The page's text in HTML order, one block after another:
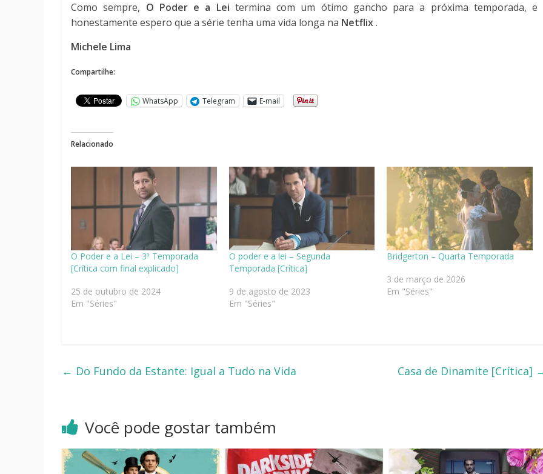
Como sempre, O Poder e a Lei termina com um ótimo gancho para a próxima temporada, e
honestamente espero que a série tenha uma vida longa na Netflix.
Michele Lima
Compartilhe:
WhatsApp Telegram E-mail
Relacionado
O Poder e a Lei – 3ª Temporada
[Crítica com final explicado]
25 de outubro de 2024
Em "Séries"
O poder e a lei – Segunda
Temporada [Crítica]
9 de agosto de 2023
Em "Séries"
Bridgerton – Quarta Temporada
3 de março de 2026
Em "Séries"
← Do Fundo da Estante: Igual a Tudo na Vida Casa de Dinamite [Crítica]
Você pode gostar também